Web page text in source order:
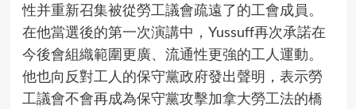
性并重新召集被從勞工議會疏遠了的工會成員。
在他當選後的第一次演講中，Yussuff再次承諾在
今後會組織範圍更廣、流通性更強的工人運動。
他也向反對工人的保守黨政府發出聲明，表示勞
工議會不會再成為保守黨攻擊加拿大勞工法的橋